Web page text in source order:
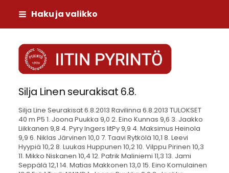
Siirry
sivun
sisältöön
Haku ja valikko
Iitin Pyrintö
Silja Linen seurakisat 6.8.
Silja Line Seurakisat 6.8.2013 Ravilinna 6.8.2013 TULOKSET 40 m P5 1. Joona Puukka 9,0 2. Eino Kunnas 9,6 3. Jaakko Liikkanen 9,8 4. Pyry Ingers IitPy 9,9 4. Maksimus Heinola 9,9 6. Niklas Järvinen 10,0 7. Taavi Rytkölä 10,1 8. Leevi Hyypiä 10,2 8. Luukas Huppunen 10,2 10. Vilppu Pirinen 10,3 11. Mikko Niskanen 10,4 12. Patrik Maliniemi 11,3 13. Jami Seppälä 12,1 14. Matias Makkonen 13,0 15. Eino Komulainen 13,8 Erä 1 Tuuli: NWND 1. Joona Puukka 9,0 2. Jaakko Liikkanen 9,8 3. Pyry Ingers IitPy 9,9 3. Maksimus Heinola 9,9 5. Niklas Järvinen 10,0 6. Taavi Rytkölä 10,1 7. Leevi Hyypiä 10,2 8. Jami Seppälä 12,1 Erä 2 Tuuli: NWND 1. Eino Kunnas 9,6 2. Luukas Huppunen 10,2 3. Vilppu Pirinen 10,3 4. Mikko Niskanen 10,4 5. Patrik Maliniemi 11,3 6. Matias Makkonen 13,0 7. Eino Komulainen 13,8 Pallonheitto P5 1. Joona Puukka 14,95 14,95 2. Patrik Maliniemi 11,03 11,03 3. Mikko Niskanen 10,18 10,18 4. Jami Seppälä 9,52 9,52 5. Maksimus Heinola 8,40 8,40 6. Vilppu Pirinen 7,33 7,33 7. Jaakko Liikkanen 7,25 7,25 8. Pyry Ingers IitPy 7,01 7,01 9. Leevi Hyypiä 6,09 6,09 10. Eino Kunnas 6,01 6,01 11. Taavi Rytkölä 5,84 5,84 12. Luukas Huppunen 5,13 5,13 13. Eino Komulainen 4,30 4,30 14. Matias Makkonen 4,10 4,10 15. Niklas Järvinen 3,29 3,29 40 m P7 1. Tuomas Elomaa 7,7 2. Arttu Ojapalo 8,1 2. Johannes Pirinen 8,1 4. Elias Sauvala 8,5 5. Asser Kajasto IitPy 8,6 6. Riku Ojapalo 8,7 6. Viljami Salo 8,7 8. Nooa Eklund 8,8 9. Jesse Tuomainen 8,9 Erä 1 Tuuli: NWND 1. Tuomas Elomaa 7,7 2. Johannes Pirinen 8,1 3. Elias Sauvala 8,5 4. Viljami Salo 8,7 Erä 2 Tuuli: NWND 1. Arttu Ojapalo 8,1 2. Asser Kajasto IitPy 8,6 3. Riku Ojapalo 8,7 4. Nooa Eklund 8,8 5. Jesse Tuomainen 8,9 Pituus P7 1. Tuomas Elomaa 2,42 2,42 2. Riku Ojapalo 2,39 2,39 3. Jesse Tuomainen 2,15 2,15 4. Johannes Pirinen 2,09 2,09 5. Arttu Ojapalo 2,05 2,05 6. Asser Kajasto IitPy 2,00 2,00 7. Viljami Salo 1,97 1,97 8. Nooa Eklund 1,85 1,85 9. Elias Sauvala 1,73 1,73 60 m P9 1. Tapio Tiihonen IitPy 10,7 1. Otso Häyrynen IitPy 10,7 3. Onni Liikkanen 10,8 3. Lauri Elomaa 10,8 5. Tomas Puumalainen 11,9 6. Veeti Ojala 12,3 7. Akseli Pirinen 12,4 8. Ville Noukkala IitPy 12,9 9. Joel Sirbu 15,7 Erä 1 Tuuli: NWND 1. Otso Häyrynen IitPy 10,7 2. Onni Liikkanen 10,8 2. Lauri Elomaa 10,8 4. Akseli Pirinen 12,4 5. Ville Noukkala IitPy 12,9 Erä 2 Tuuli: NWND 1. Tapio Tiihonen IitPy 10,7 2. Tomas Puumalainen 11,9 3. Veeti Ojala 12,3 4. Joel Sirbu 15,7 Pituus P9 1. Lauri Elomaa 3,04 3,04 2. Onni Liikkanen 2,86 2,86 3. Otso Häyrynen IitPy 2,83 2,83 4. Tapio Tiihonen IitPy 2,79 2,79 5. Tomas Puumalainen 2,74 2,74 6. Veeti Ojala 2,41 2,41 7. Akseli Pirinen 2,38 2,38 8. Ville Noukkala IitPy 2,31 2,31 9. Joel Sirbu 1,80 1,80 60 m P11 Tuuli: NWND 1. Tuukka Ingers IitPy 9,78 2. Otso Kolehmainen IitPy 9,94 3. Otto Puukka 10,20 4. Toni Eerikäinen 11,76 Keihäs P11 1. Otso Kolehmainen IitPy 27,25 27,25 2. Otto Puukka 23,02 23,02 3. Tuukka Ingers IitPy 16,20 16,20 4. Toni Eerikäinen 14,81 14,81 60 m P13 Tuuli: NWND 1. Nico Niemelä IitPy 9,58 2. Veli Tiihonen IitPy 9,94 3. Aku Häyrynen IitPy 10,49 4. Timo Puumalainen 12,18 Kuula P13 1. Nico Niemelä IitPy 8,37 8,37 2. Aku Häyrynen IitPy 7,45 7,45 3. Veli Tiihonen IitPy 5,93 5,93 4. Timo Puumalainen 4,15 4,15 40 m T5 1. Veera Elomaa 8,6 2. Hilkka Virta 8,7 3. Reetta Koskelainen